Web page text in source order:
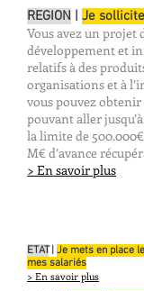
REGION Je
Vous avez un projet
développement et
relatifs à des
organisations et à
vous pouvez
pouvant aller
la limite de
M€ d’avance
> En savoir plus
ETAT| Je mets en place
mes salariés
> En savoir plus